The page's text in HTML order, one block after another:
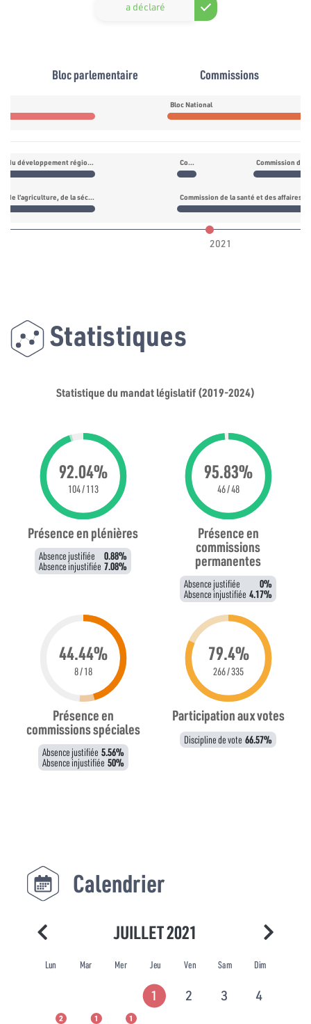
a déclaré
Bloc parlementaire Commissions
Bloc National
Commission du développement régional Commission des affaires des tunisiens à l’étranger Commission des
Commission de l’agriculture, de la sécurité alimentaire, du commerce et des services annexes Commission de la santé et des affaires
2021
Statistiques
Statistique du mandat législatif (2019-2024)
92.04%
104 / 113
Présence en plénières
Absence justifiée 0.88%
Absence injustifiée 7.08%
95.83%
46 / 48
Présence en
commissions
permanentes
Absence justifiée 0%
Absence injustifiée 4.17%
44.44%
8 / 18
Présence en
commissions spéciales
Absence justifiée 5.56%
Absence injustifiée 50%
79.4%
266 / 335
Participation aux votes
Discipline de vote 66.57%
Calendrier
JUILLET 2021
Lun Mar Mer Jeu Ven Sam Dim
1 2 3 4
2 1 1